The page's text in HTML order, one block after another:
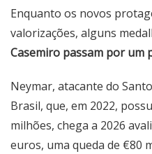
Enquanto os novos
valorizações, alguns
Casemiro passam por um
Neymar, atacante do
Brasil, que, em 2022,
milhões, chega a 2026
euros, uma queda de €80